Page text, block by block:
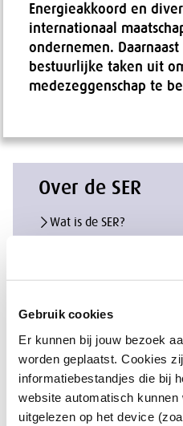
Gebruik cookies
Er kunnen bij jouw bezoek
worden geplaatst. Cookies
informatiebestandjes die bij
website automatisch kunnen
uitgelezen op het device
Energieakkoord en
internationaal
ondernemen. Daarnaast
bestuurlijke taken uit
medezeggenschap te
Over de SER
Wat is de SER?
Neem contact op
Raad